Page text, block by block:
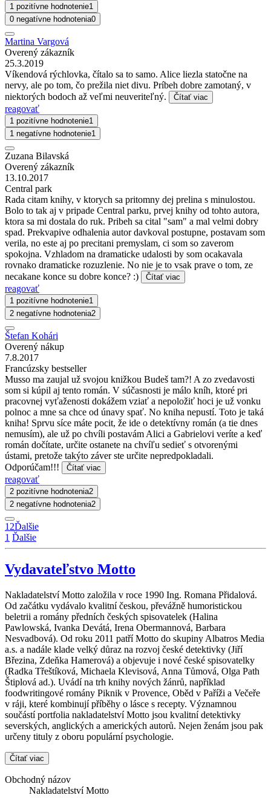
1 pozitívne hodnotenie1
0 negatívne hodnotenia0
Martina Vargová
Overený zákazník
25.3.2019
Víkendová rýchlovka, čítalo sa to samo. Alice liezla statočne na
nervy, ale po tom, čo prežila niet divu. Príbeh dobre zamotaný, v
niektorých bodoch až veľmi neuveriteľný.
Čítať viac
reagovať
1 pozitívne hodnotenie1
1 negatívne hodnotenie1
Zuzana Bilavská
Overený zákazník
13.10.2017
Central park
Rada citam knihy, v ktorych sa pritomny dej prelina s minulostou.
Bolo to tak aj v pripade Central parku, prvej knihy od tohto autora,
ktora sa mi dostala do ruk. Pribeh sa cital "sam" a mal velmi dobry
spad. Prekvapive odhalenia autor davkoval postupne, postavam som
verila, no este aj po precitani premyslam, ci som so zaverom
spokojna. Vzhladom na dramaticke udalosti by som ocakavala
rovnako dramaticke rozuzlenie. No nie je to vsak prave o tom, ze
necakane konce su dobre konce? :)
Čítať viac
reagovať
1 pozitívne hodnotenie1
2 negatívne hodnotenia2
Štefan Kohári
Overený nákup
7.8.2017
Francúzsky bestseller
Musso ma zaujal už svojou knižkou Budeš tam?! A zo zvedavosti
som si kúpil aj tento román. V súčasnosti je málo kníh, ktoré pri
pracovnej vyťaženosti dokážem vziať a nepoložiť hoci je už vonku
polnoc a mne sa chce od únavy spať. No kniha nepustí. Toto je taká
kniha! Sprvu síce máte pocit, že ide o detektívny román (a tie dnes
nemusím), ale už po chvíli postavám Alici a Gabrielovi veríte a keď
román dočítate, určite ostanete na chvíľu sedieť s otvorenými
ústami, pretože takýto záver ste určite nepredpokladali.
Odporúčam!!!
Čítať viac
reagovať
2 pozitívne hodnotenia2
2 negatívne hodnotenia2
1 2Ďalšie
1 Ďalšie
Vydavateľstvo Motto
Nakladatelství Motto založila v roce 1990 Ing. Romana Přidalová.
Od začátku vydávalo kvalitní českou, převážně humoristickou
beletrii a romány předních českých spisovatelek (Halina
Pawlowská, Ivanka Devátá, Irena Obermannová, Barbara
Nesvadbová). Od roku 2011 patří Motto do skupiny Albatros Media
a.s. a nadále klade velký důraz na rozvoj české detektivky (Jiří
Březina, Zdeňka Hamerová) a objevuje i nové české spisovatelky
(Radka Třeštíková, Michaela Klevisová, Anna Tůmová, Olga Path
Štiplová ad.). Uvádí na trh knihy nových žánrů, například
foodwritingové romány Piknik v Provence, Oběd v Paříži a Večeře
v ráji, které kombinují příběhy o lásce s recepty. Významnou
součástí portfolia nakladatelství Motto jsou kvalitní detektivky
severských, anglických a amerických autorů. Nejen ženám jsou pak
určeny tituly z oboru populární psychologie.
Čítať viac
Obchodný názov
Nakladatelství Motto